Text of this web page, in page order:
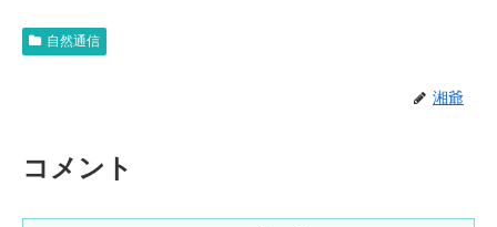
自然通信
湘爺
コメント